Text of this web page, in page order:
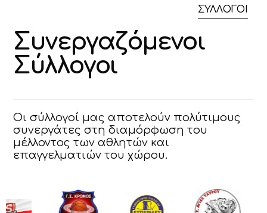
ΣΥΛΛΟΓΟΙ
Συνεργαζόμενοι
Σύλλογοι
Οι σύλλογοί μας αποτελούν πολύτιμους
συνεργάτες στη διαμόρφωση του
μέλλοντος των αθλητών και
επαγγελματιών του χώρου.